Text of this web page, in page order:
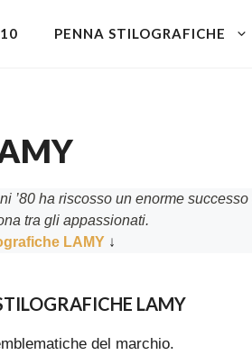
PENNA STILOGRAFICHE
’80 ha riscosso un enorme
tra gli appassionati.
LAMY ↓
LAMY
del marchio.